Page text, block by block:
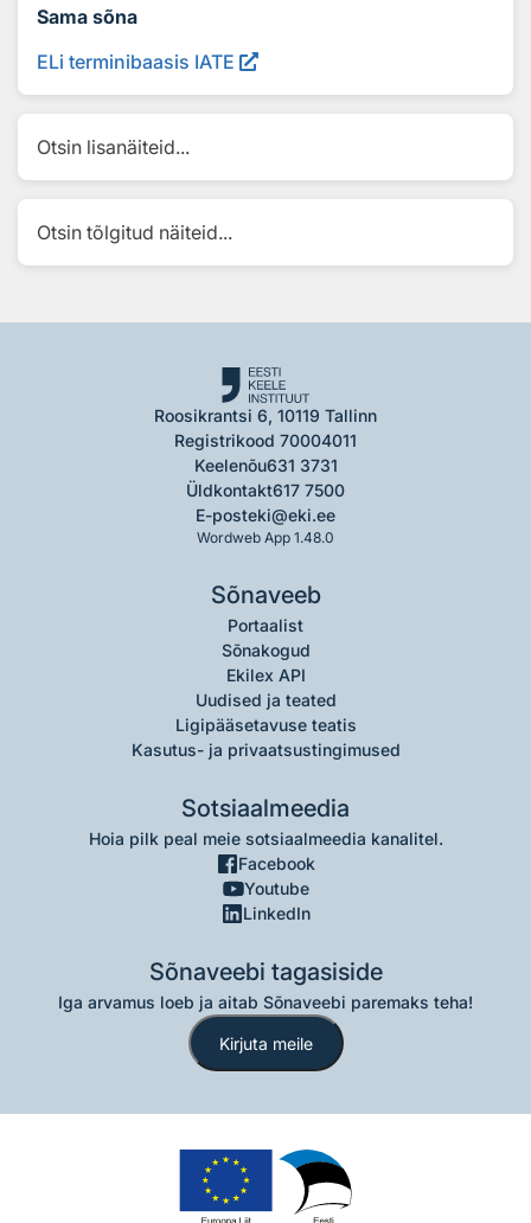
Sama sõna
ELi terminibaasis IATE
Otsin lisanäiteid...
Otsin tõlgitud näiteid...
Roosikrantsi 6, 10119 Tallinn
Registrikood 70004011
Keelenõu631 3731
Üldkontakt617 7500
E-posteki@eki.ee
Wordweb App 1.48.0
Sõnaveeb
Portaalist
Sõnakogud
Ekilex API
Uudised ja teated
Ligipääsetavuse teatis
Kasutus- ja privaatsustingimused
Sotsiaalmeedia
Hoia pilk peal meie sotsiaalmeedia kanalitel.
Facebook
Youtube
LinkedIn
Sõnaveebi tagasiside
Iga arvamus loeb ja aitab Sõnaveebi paremaks teha!
Kirjuta meile